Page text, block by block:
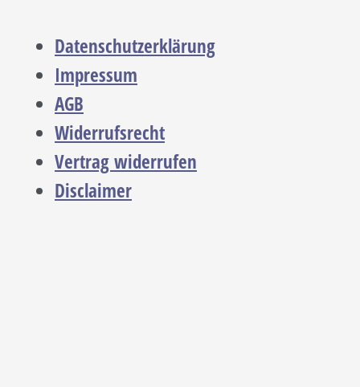
Datenschutzerklärung
Impressum
AGB
Widerrufsrecht
Vertrag widerrufen
Disclaimer